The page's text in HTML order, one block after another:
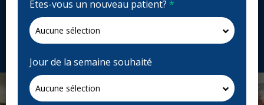
Demandez un rendez-vous
284 Salter St, Winnipeg, MB R2W 4K9, Canada
redwooddentalcenter.ca
Êtes-vous un nouveau patient? *
Jour de la semaine souhaité